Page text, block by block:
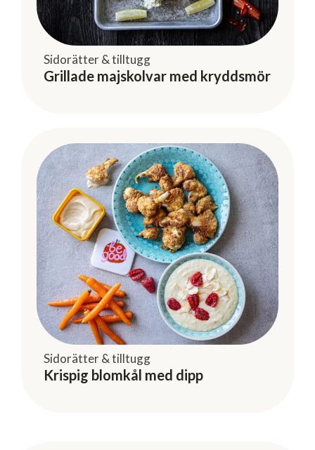
Sidorätter & tilltugg
Grillade majskolvar med kryddsmör
Sidorätter & tilltugg
Krispig blomkål med dipp